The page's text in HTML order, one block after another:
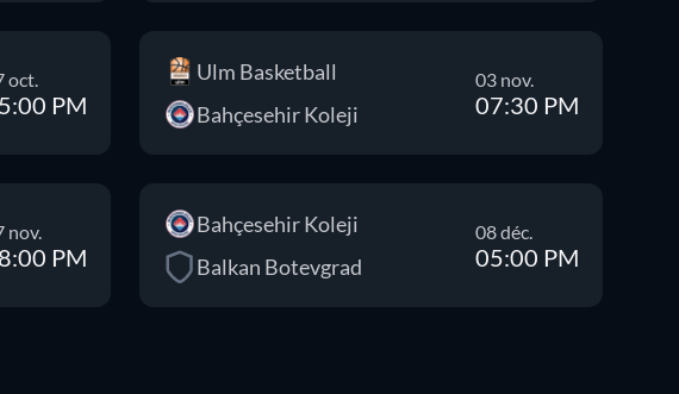
oct.
PM
Ulm Basketball
Bahçesehir Koleji
03 nov.
07:30 PM
nov.
PM
Bahçesehir Koleji
Balkan Botevgrad
08 déc.
05:00 PM